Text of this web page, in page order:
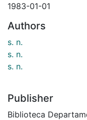
1983-01-01
Authors
s. n.
s. n.
s. n.
Publisher
Biblioteca